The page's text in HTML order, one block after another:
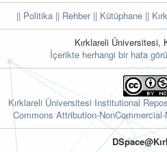
|| Politika || Rehber|| Kütüphane ||
Kırklareli Üniversitesi,
İçerikte herhangi bir hata
Kırklareli Üniversitesi Institutional
Commons Attribution-